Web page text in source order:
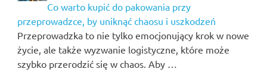
Co warto kupić do pakowania przy
przeprowadzce, by uniknąć chaosu i uszkodzeń
Przeprowadzka to nie tylko emocjonujący krok w nowe
życie, ale także wyzwanie logistyczne, które może
szybko przerodzić się w chaos. Aby …